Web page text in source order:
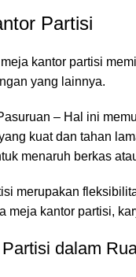
Partisi
meja kantor partisi
yang lainnya.
– Hal ini
kuat dan tahan
menaruh berkas
merupakan
meja kantor partisi,
dalam